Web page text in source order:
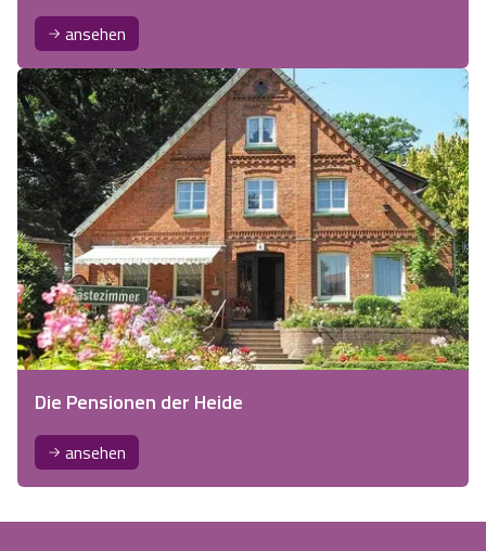
ansehen
Die Pensionen der Heide
ansehen